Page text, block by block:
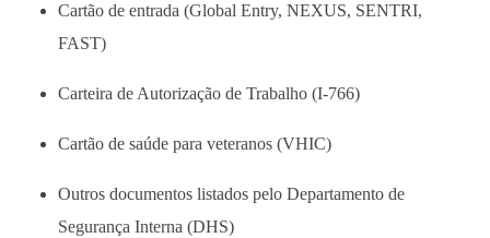
Cartão de entrada (Global Entry, NEXUS, SENTRI,
FAST)
Carteira de Autorização de Trabalho (I-766)
Cartão de saúde para veteranos (VHIC)
Outros documentos listados pelo Departamento de
Segurança Interna (DHS)